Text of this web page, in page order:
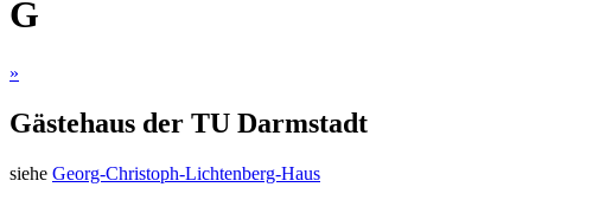
G
»
Gästehaus der TU Darmstadt
siehe Georg-Christoph-Lichtenberg-Haus